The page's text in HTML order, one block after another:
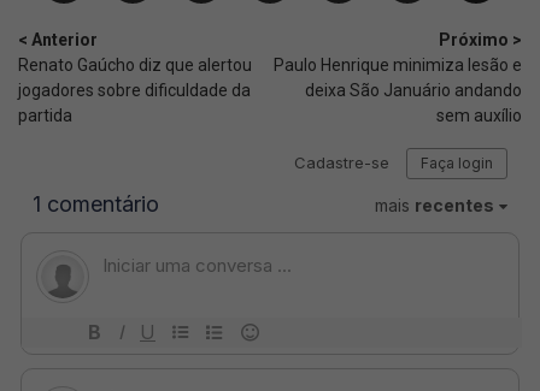
< Anterior
Renato Gaúcho diz que alertou
jogadores sobre dificuldade da
partida
Próximo >
Paulo Henrique minimiza lesão e
deixa São Januário andando
sem auxílio